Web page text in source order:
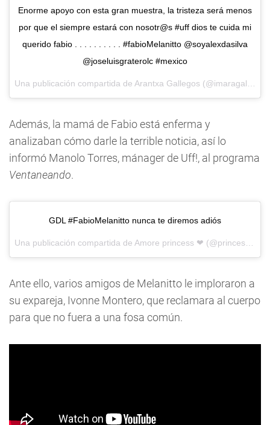
Enorme apoyo con esta gran muestra, la tristeza será menos
por que el siempre estará con nosotr@s #uff dios te cuida mi
querido fabio . . . . . . . . . . #fabioMelanitto @soyalexdasilva
@joseluisgraterolc #mexico
Una publicación compartida de Arantxa Gallegos (@imaragallegos) el
Además, la mamá de Fabio está enferma y
analizaban cómo darle la terrible noticia, así lo
informó Manolo Torres, mánager de Uff!, al programa
Ventaneando.
GDL #FabioMelanitto nunca te diremos adiós
Una publicación compartida de Amore princess ❤ (@princess_faty_lopez) el
Ante ello, varios amigos de Melanitto le imploraron a
su expareja, Ivonne Montero, que reclamara al cuerpo
para que no fuera a una fosa común.